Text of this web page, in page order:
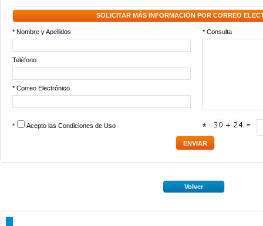
SOLICITAR MÁS INFORMACIÓN POR CORREO
* Nombre y Apellidos * Consulta
Teléfono
* Correo Electrónico
* Acepto las Condiciones de Uso *
Volver